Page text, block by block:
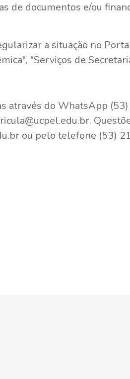
de documentos e/ou
a situação no
"Serviços de
através do WhatsApp
ou pelo telefone (53)